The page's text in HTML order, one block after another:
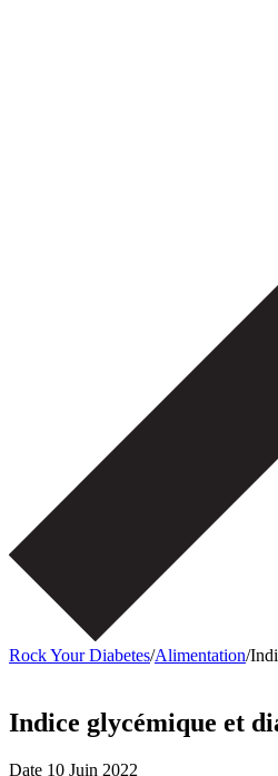
Rock Your Diabetes/Alimentation/
Indice glycémique et
Date 10 Juin 2022